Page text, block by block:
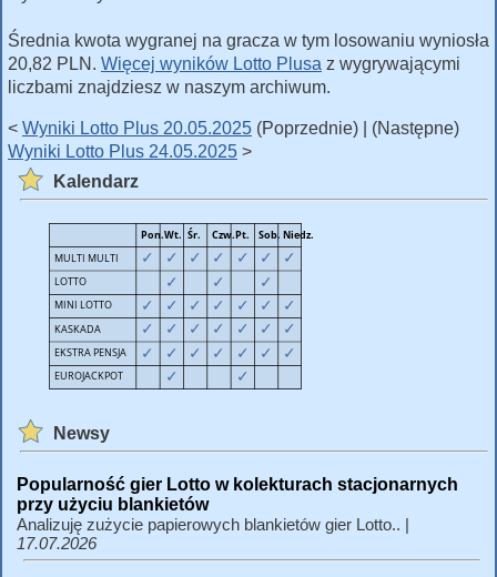
Średnia kwota wygranej na gracza w tym losowaniu wyniosła
20,82 PLN. Więcej wyników Lotto Plusa z wygrywającymi
liczbami znajdziesz w naszym archiwum.
< Wyniki Lotto Plus 20.05.2025 (Poprzednie) | (Następne)
Wyniki Lotto Plus 24.05.2025 >
Kalendarz
Newsy
Popularność gier Lotto w kolekturach stacjonarnych
przy użyciu blankietów
Analizuję zużycie papierowych blankietów gier Lotto.. |
17.07.2026